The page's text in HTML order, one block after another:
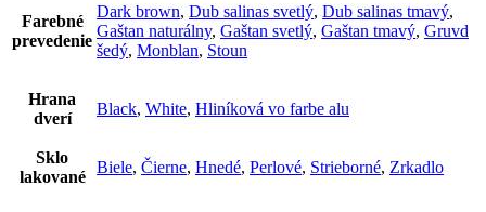
Farebné
prevedenie
Dark brown, Dub salinas svetlý, Dub salinas tmavý,
Gaštan naturálny, Gaštan svetlý, Gaštan tmavý, Gruvd
šedý, Monblan, Stoun
Hrana
dverí
Black, White, Hliníková vo farbe alu
Sklo
lakované
Biele, Čierne, Hnedé, Perlové, Strieborné, Zrkadlo